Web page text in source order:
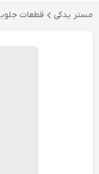
مستر یدکی قطعات